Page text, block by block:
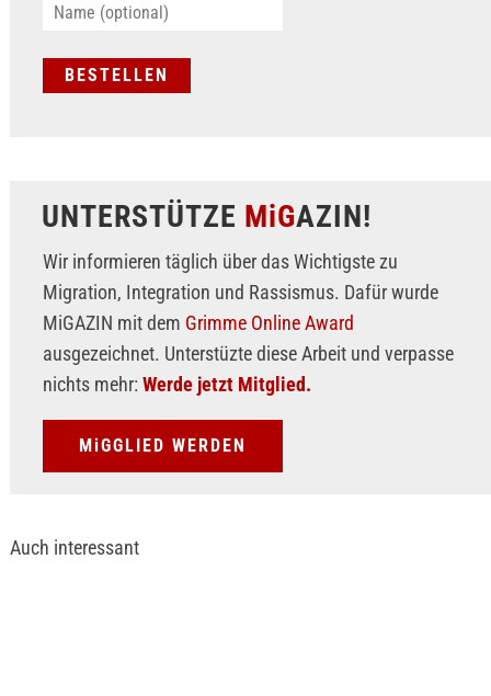
UNTERSTÜTZE MiGAZIN!
Wir informieren täglich über das Wichtigste zu
Migration, Integration und Rassismus. Dafür wurde
MiGAZIN mit dem Grimme Online Award
ausgezeichnet. Unterstüzte diese Arbeit und verpasse
nichts mehr: Werde jetzt Mitglied.
MiGGLIED WERDEN
Auch interessant